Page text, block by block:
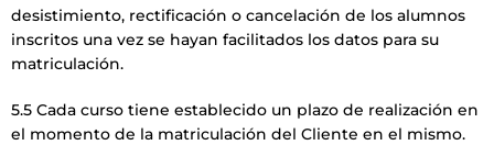
desistimiento, rectificación o cancelación de los alumnos
inscritos una vez se hayan facilitados los datos para su
matriculación.
5.5 Cada curso tiene establecido un plazo de realización en
el momento de la matriculación del Cliente en el mismo.